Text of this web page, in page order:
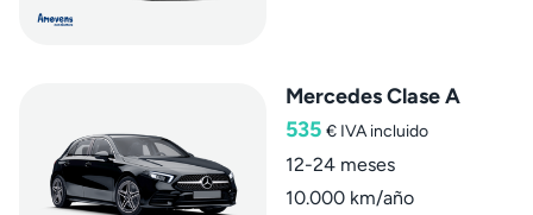
Mercedes Clase A
535 € IVA incluido
12-24 meses
10.000 km/año